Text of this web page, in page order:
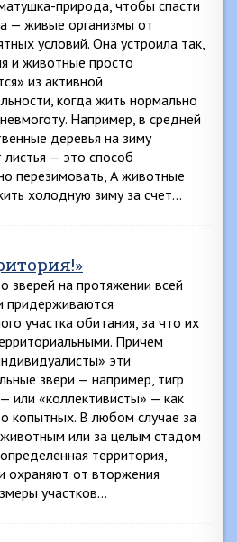
природа, чтобы спасти
— живые организмы от
условий. Она устроила так,
и животные просто
из активной
когда жить нормально
Например, в средней
деревья на зиму
— это способ
перезимовать, А животные
холодную зиму за счет…
зверей на протяжении всей
придерживаются
участка обитания, за что их
Причем
эти
звери — например, тигр
или «коллективисты» — как
копытных. В любом случае за
или за целым стадом
территория,
охраняют от вторжения
участков…